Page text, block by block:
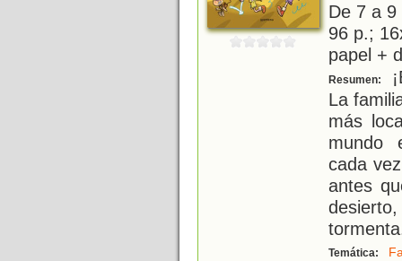
De 7 a
96 p.;
papel +
Resumen:
La
más
mundo
cada
antes
tormenta
Temática: